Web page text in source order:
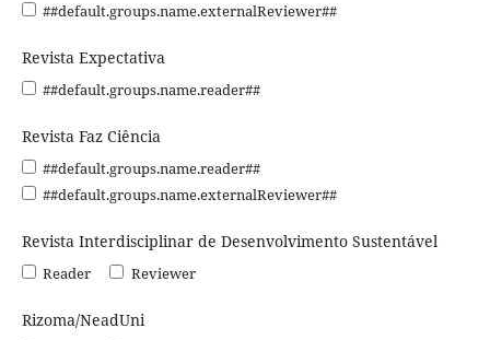
##default.groups.name.externalReviewer##
Revista Expectativa
##default.groups.name.reader##
Revista Faz Ciência
##default.groups.name.reader##
##default.groups.name.externalReviewer##
Revista Interdisciplinar de Desenvolvimento Sustentável
Reader Reviewer
Rizoma/NeadUni